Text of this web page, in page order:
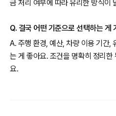
금 처리 여부에 따라 유리한 방식이
Q. 결국 어떤 기준으로 선택하는 게
A. 주행 환경, 예산, 차량 이용 기간,
는 게 좋아요. 조건을 명확히 정리한
요.